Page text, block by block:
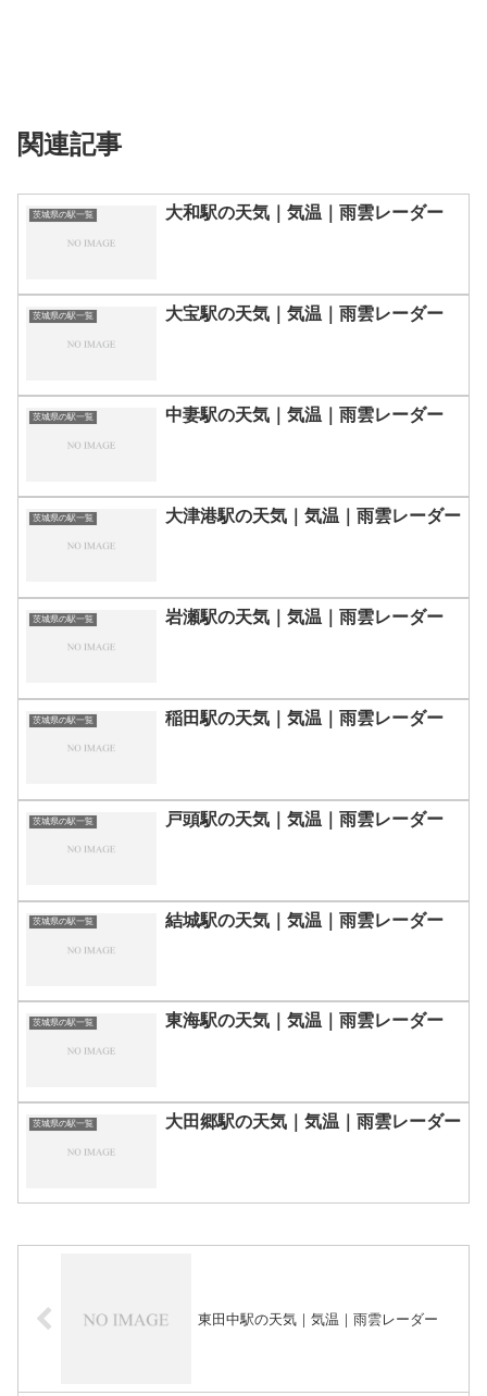
関連記事
茨城県の駅一覧 大和駅の天気｜気温｜雨雲レーダー
茨城県の駅一覧 大宝駅の天気｜気温｜雨雲レーダー
茨城県の駅一覧 中妻駅の天気｜気温｜雨雲レーダー
茨城県の駅一覧 大津港駅の天気｜気温｜雨雲レーダー
茨城県の駅一覧 岩瀬駅の天気｜気温｜雨雲レーダー
茨城県の駅一覧 稲田駅の天気｜気温｜雨雲レーダー
茨城県の駅一覧 戸頭駅の天気｜気温｜雨雲レーダー
茨城県の駅一覧 結城駅の天気｜気温｜雨雲レーダー
茨城県の駅一覧 東海駅の天気｜気温｜雨雲レーダー
茨城県の駅一覧 大田郷駅の天気｜気温｜雨雲レーダー
東田中駅の天気｜気温｜雨雲レーダー